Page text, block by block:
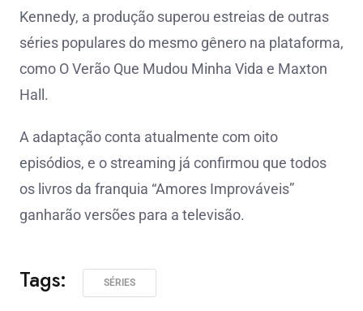
Kennedy, a produção superou estreias de outras
séries populares do mesmo gênero na plataforma,
como O Verão Que Mudou Minha Vida e Maxton
Hall.
A adaptação conta atualmente com oito
episódios, e o streaming já confirmou que todos
os livros da franquia “Amores Improváveis”
ganharão versões para a televisão.
Tags: SÉRIES